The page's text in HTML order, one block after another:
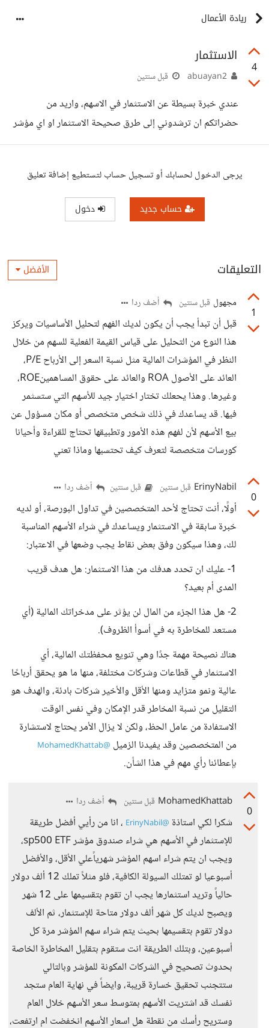
ريادة الأعمال
4
الاستثمار
قبل سنتين
عندي خبرة بسيطة عن الاستثمار في الاسهم، واريد من
حضراتكم ان ترشدوني إلى طرق صحيحة الاستثمار او اي مؤشر
يرجى الدخول لحسابك أو تسجيل حساب لتستطيع إضافة تعليق
حساب جديد دخول
التعليقات الأفضل
1
مجهول قبل سنتين أضف ردا
قبل أن تبدأ يجب أن يكون لديك الفهم لتحليل الأساسيات ويركز
هذا النوع من التحليل على قياس القيمة الفعلية للسهم من خلال
النظر في المؤشرات المالية مثل نسبة السعر إلى الأرباح P/E،
العائد على الأصول ROA والعائد على حقوق المساهمينROE،
وغيرها. وهذا يحعلك تختار اختيار جيد للأسهم التي ستسثمر
فيها. قد يساعدك في ذلك شخص متخصص أو مكان مسؤول عن
بيع الأسهم لأن لفهم هذه الأمور وتطبيقها تحتاج للقراءة وأحيانا
كورسات متخصصة لتعرف كيف تحتسبها وماذا تعني
0
ErinyNabil قبل سنتين قبل سنتين أضف ردا
أولًا، أنت تحتاج لأحد المتخصصين في تداول البورصة، أو لديه
خبرة سابقة في الاستثمار ويساعدك في شراء الأسهم المناسبة
لك، وهذا سيكون وفق بعض نقاط يجب وضعها في الاعتبار:
1- عليك ان تحدد هدفك من هذا الاستثمار: هل هدف قريب
المدى أم بعيد؟
2- هل هذا الجزء من المال لن يؤثر على مدخراتك المالية (أي
مستعد للمخاطرة به في أسوأ الظروف).
هناك نصيحة مهمة جدًا وهي تنويع محفظتك المالية، أي
الاستثمار في قطاعات وشركات مختلفة، منها ما هو يحقق أرباحًا
عالية ونمو متزايد ومنها الأقل والأخير شركات بادئة، والهدف هو
التقليل من نسبة المخاطر قدر الإمكان وفي نفس الوقت
الاستفادة من عامل الحظ، ولكن لا يزال الأمر يحتاج لاستشارة
من المتخصصين وقد يفيدنا الزميل @MohamedKhattab
بإعطائنا رأي مهم في هذا الشأن.
0
MohamedKhattab قبل سنتين أضف ردا
شكرا لكي استاذة @ErinyNabil
، انا من رأيي أفضل طريقة
للإستثمار في الأسهم هي شراء صندوق مؤشر sp500 ETF،
ويجب ان يتم شراء اسهم المؤشر شهرياًعلي الأقل، والأفضل
أسبوعيا لو تمتلك السيولة الكافية، فلو مثلاً تملك 12 ألف دولار
حالياً وتريد استثمارها يجب ان تقوم بتقسيمها على 12 شهر
ويصبح لديك كل شهر ألف دولار متاحة للإستثمار، ثم الألف
دولار تقوم بتقسيمها بحيث يتم شراء سهم المؤشر مرة كل
أسبوعين، وبتلك الطريقة انت ستقوم بتقليل المخاطرة الخاصة
بحدوث تصحيح في الشركات المكونة للمؤشر وبالتالي
ستتجنب تحقيق خسارة قريبة، وايضاً في نهاية العام ستجد
نفسك قد اشتريت الأسهم بمتوسط سعر الأسهم خلال العام
وستريح رأسك من نقطة هل اسعار الأسهم انخفضت ام ارتفعت،